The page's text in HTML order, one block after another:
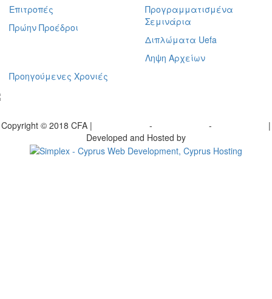
Επιτροπές
Πρώην Προέδροι
Προγραμματισμένα
Σεμινάρια
Διπλώματα Uefa
Ληψη Αρχείων
Προηγούμενες Χρονιές
Copyright © 2018 CFA | - -
|
Developed and Hosted by